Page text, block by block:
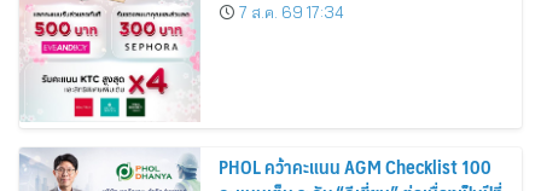
7 ส.ค. 69 17:34
PHOL คว้าคะแนน AGM Checklist 100